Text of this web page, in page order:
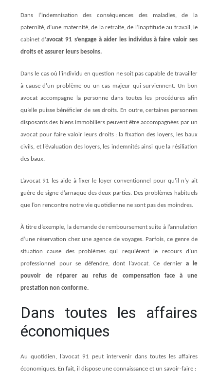
Dans l’indemnisation des conséquences des maladies, de la
paternité, d’une maternité, de la retraite, de l’inaptitude au travail, le
cabinet d’avocat 91 s’engage à aider les individus à faire valoir ses
droits et assurer leurs besoins.
Dans le cas où l’individu en question ne soit pas capable de travailler
à cause d’un problème ou un cas majeur qui surviennent. Un bon
avocat accompagne la personne dans toutes les procédures afin
qu’elle puisse bénéficier de ses droits. En outre, certaines personnes
disposants des biens immobiliers peuvent être accompagnées par un
avocat pour faire valoir leurs droits : la fixation des loyers, les baux
civils, et l’évaluation des loyers, les indemnités ainsi que la résiliation
des baux.
L’avocat 91 les aide à fixer le loyer conventionnel pour qu’il n’y ait
guère de signe d’arnaque des deux parties. Des problèmes habituels
que l’on rencontre notre vie quotidienne ne sont pas des moindres.
À titre d’exemple, la demande de remboursement suite à l’annulation
d’une réservation chez une agence de voyages. Parfois, ce genre de
situation cause des problèmes qui requièrent le recours d’un
professionnel pour se défendre, dont l’avocat. Ce derniera le
pouvoir de réparer au refus de compensation face à une
prestation non conforme.
Dans toutes les affaires
économiques
Au quotidien, l’avocat 91 peut intervenir dans toutes les affaires
économiques. En fait, il dispose une connaissance et un savoir-faire :